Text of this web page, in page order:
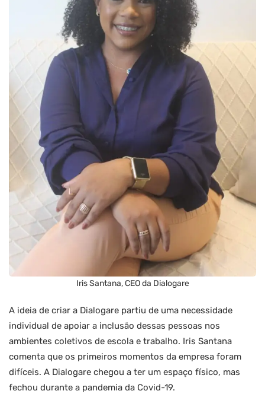
Iris Santana, CEO da Dialogare
A ideia de criar a Dialogare partiu de uma necessidade
individual de apoiar a inclusão dessas pessoas nos
ambientes coletivos de escola e trabalho. Iris Santana
comenta que os primeiros momentos da empresa foram
difíceis. A Dialogare chegou a ter um espaço físico, mas
fechou durante a pandemia da Covid-19.